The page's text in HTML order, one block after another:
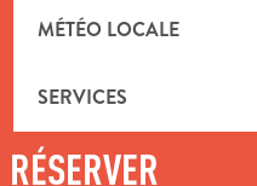
MÉTÉO LOCALE
SERVICES
RÉSERVER
de Roquevaire